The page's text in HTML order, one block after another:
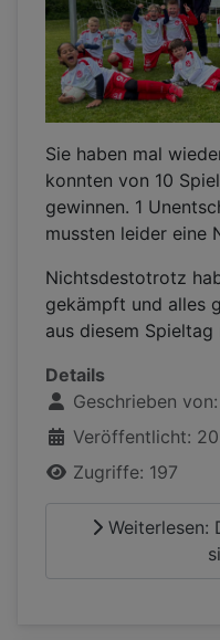
Sie haben mal
konnten von 10
gewinnen. 1
mussten leider eine
Nichtsdestotrotz
gekämpft und alles
aus diesem Spieltag
Details
Geschrieben von:
Veröffentlicht:
Zugriffe: 197
Weiterlesen: